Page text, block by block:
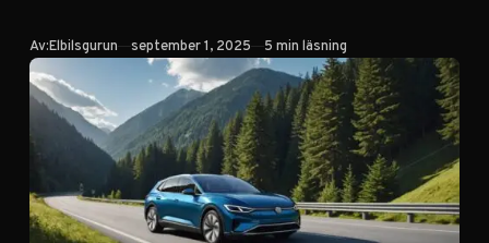
snabbladdning,
förvärmning och
V2G-
funktionalitet för
maximal
effektivitet.
Av:Elbilsgurun Publicerad
september 1, 2025 5 min läsning